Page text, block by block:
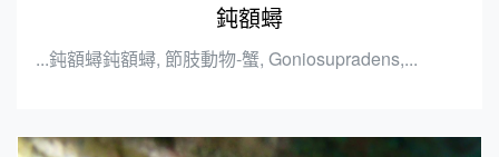
鈍額蟳
...鈍額蟳鈍額蟳, 節肢動物-蟹, Goniosupradens,...